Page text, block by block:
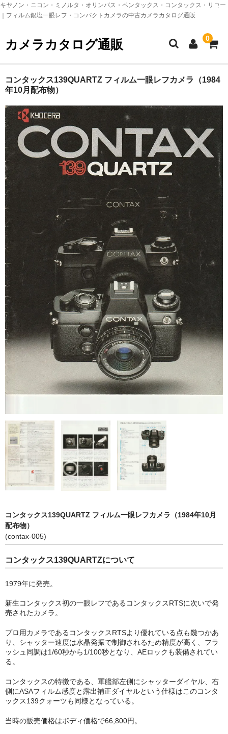
キヤノン・ニコン・ミノルタ・オリンパス・ペンタックス・コンタックス・リコー
｜フィルム銀塩一眼レフ・コンパクトカメラの中古カメラカタログ通販
カメラカタログ通販 0
TOPページ
nikon 銀塩一眼レフカメラ
nikon 銀塩コンパクトカメラ
nikon レンズ（フィルムカメラ）
nikon アクセサリー（フィルムカメラ）
キヤノン製品カタログ
canon 銀塩一眼レフカメラ
canon 銀塩コンパクトカメラ
canon レンズ（フィルムカメラ）
canon アクセサリー（フィルムカメラ）
ミノルタ製品カタログ
minolta 銀塩一眼レフカメラ
minolta 銀塩コンパクトカメラ
minolta レンズ（フィルムカメラ）
olympus 銀塩一眼レフカメラ
olympus 銀塩コンパクトカメラ
olympus アクセサリー（フィルムカメラ）
ペンタックス製品カタログ
pentax 銀塩コンパクトカメラ
contax 銀塩一眼レフカメラ
contax 銀塩コンパクトカメラ
contax レンズ（フィルムカメラ）
contax アクセサリー（フィルムカメラ）
contax 価格表（フィルムカメラ）
リコー製品カタログ
コンタックス139QUARTZ フィルム一眼レフカメラ（1984
年10月配布物）
コンタックス139QUARTZ フィルム一眼レフカメラ（1984年10月
配布物）
(contax-005)
コンタックス139QUARTZについて
1979年に発売。
新生コンタックス初の一眼レフであるコンタックスRTSに次いで発
売されたカメラ。
プロ用カメラであるコンタックスRTSより優れている点も幾つかあ
り、シャッター速度は水晶発振で制御されるため精度が高く、フラ
ッシュ同調は1/60秒から1/100秒となり、AEロックも装備されてい
る。
コンタックスの特徴である、軍艦部左側にシャッターダイヤル、右
側にASAフィルム感度と露出補正ダイヤルという仕様はこのコンタ
ックス139クォーツも同様となっている。
当時の販売価格はボディ価格で66,800円。